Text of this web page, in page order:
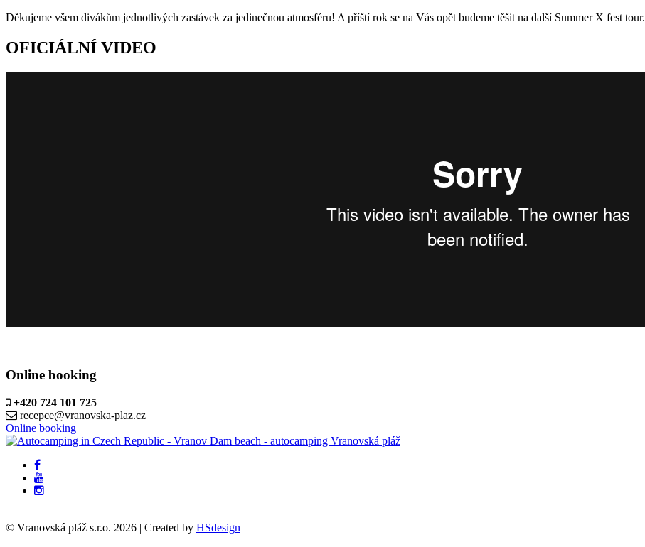
Děkujeme všem divákům jednotlivých zastávek za jedinečnou atmosféru! A příští rok se na Vás opět budeme těšit na další Summer X fest tour.
OFICIÁLNÍ VIDEO
Online booking
+420 724 101 725
recepce@vranovska-plaz.cz
Online booking
© Vranovská pláž s.r.o. 2026 | Created by HSdesign